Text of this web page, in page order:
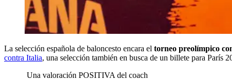
La selección española de baloncesto encara el torneo preolímpico
contra Italia, una selección también en busca de un billete para París
Una valoración POSITIVA del coach